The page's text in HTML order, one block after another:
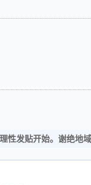
性发贴开始。谢绝地